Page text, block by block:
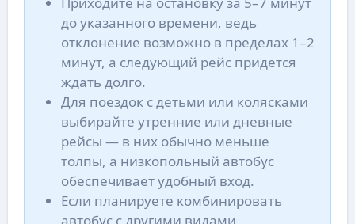
до указанного времени, ведь
отклонение возможно в пределах 1–2
минут, а следующий рейс придется
ждать долго.
Для поездок с детьми или колясками
выбирайте утренние или дневные
рейсы — в них обычно меньше
толпы, а низкопольный автобус
обеспечивает удобный вход.
Если планируете комбинировать
автобус с другими видами